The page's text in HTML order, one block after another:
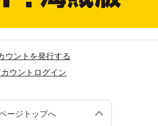
ウントを発行する
ウントログイン
ージトップへ